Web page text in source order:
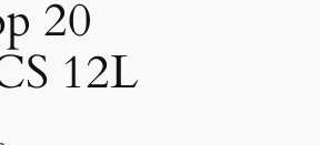
20
12L